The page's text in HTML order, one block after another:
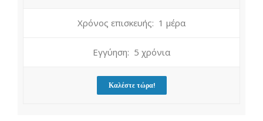
Χρόνος επισκευής: 1 μέρα
Εγγύηση: 5 χρόνια
Καλέστε τώρα!